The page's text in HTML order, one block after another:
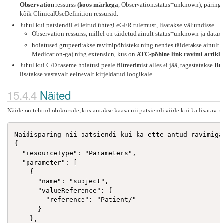
Observation ressurss (koos märkega , Observation.status=unknown),
kõik ClinicalUseDefinition ressursid.
Juhul kui patsiendil ei leitud ühtegi eGFR tulemust, lisatakse väljundisse
Observation ressurss, millel on täidetud ainult status=unknown ja
hoiatused grupeeritakse ravimipõhisteks ning nendes täidetakse
Medication-ga) ning extension, kus on ATC-põhine link ravimi
Juhul kui C/D taseme hoiatusi peale filtreerimist alles ei jää, tagastatakse
lisatakse vastavalt eelnevalt kirjeldatud loogikale
Näited
Näide on tehtud olukorrale, kus antakse kaasa nii patsiendi viide kui ka lisatav
Näidispäring nii patsiendi kui ka ette antud
{
  "resourceType": "Parameters",
  "parameter": [
    {
      "name": "subject",
      "valueReference": {
        "reference": "Patient/"
      }
    },